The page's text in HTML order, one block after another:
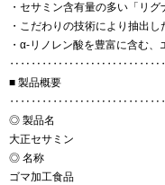
・セサミン含有量の多い「リ
・こだわりの技術により抽出
・α-リノレン酸を豊富に含む
■ 製品概要
◎ 製品名
大正セサミン
◎ 名称
ゴマ加工食品